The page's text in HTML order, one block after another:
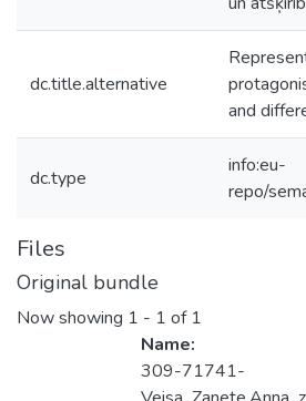
dc.title.alternative
and
dc.type
info:eu-
repo/
Files
Original bundle
Now showing 1 - 1 of 1
Name:
309-71741-